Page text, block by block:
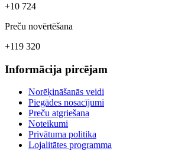
+10 724
Preču novērtēšana
+119 320
Informācija pircējam
Norēķināšanās veidi
Piegādes nosacījumi
Preču atgriešana
Noteikumi
Privātuma politika
Lojalitātes programma